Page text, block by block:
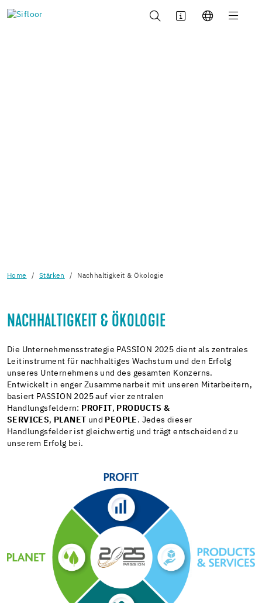
Home Stärken Nachhaltigkeit & Ökologie
NACHHALTIGKEIT & ÖKOLOGIE
Die Unternehmensstrategie PASSION 2025 dient als zentrales
Leitinstrument für nachhaltiges Wachstum und den Erfolg
unseres Unternehmens und des gesamten Konzerns.
Entwickelt in enger Zusammenarbeit mit unseren Mitarbeitern,
basiert PASSION 2025 auf vier zentralen
Handlungsfeldern: PROFIT , PRODUCTS &
SERVICES, PLANET und PEOPLE . Jedes dieser
Handlungsfelder ist gleichwertig und trägt entscheidend zu
unserem Erfolg bei.